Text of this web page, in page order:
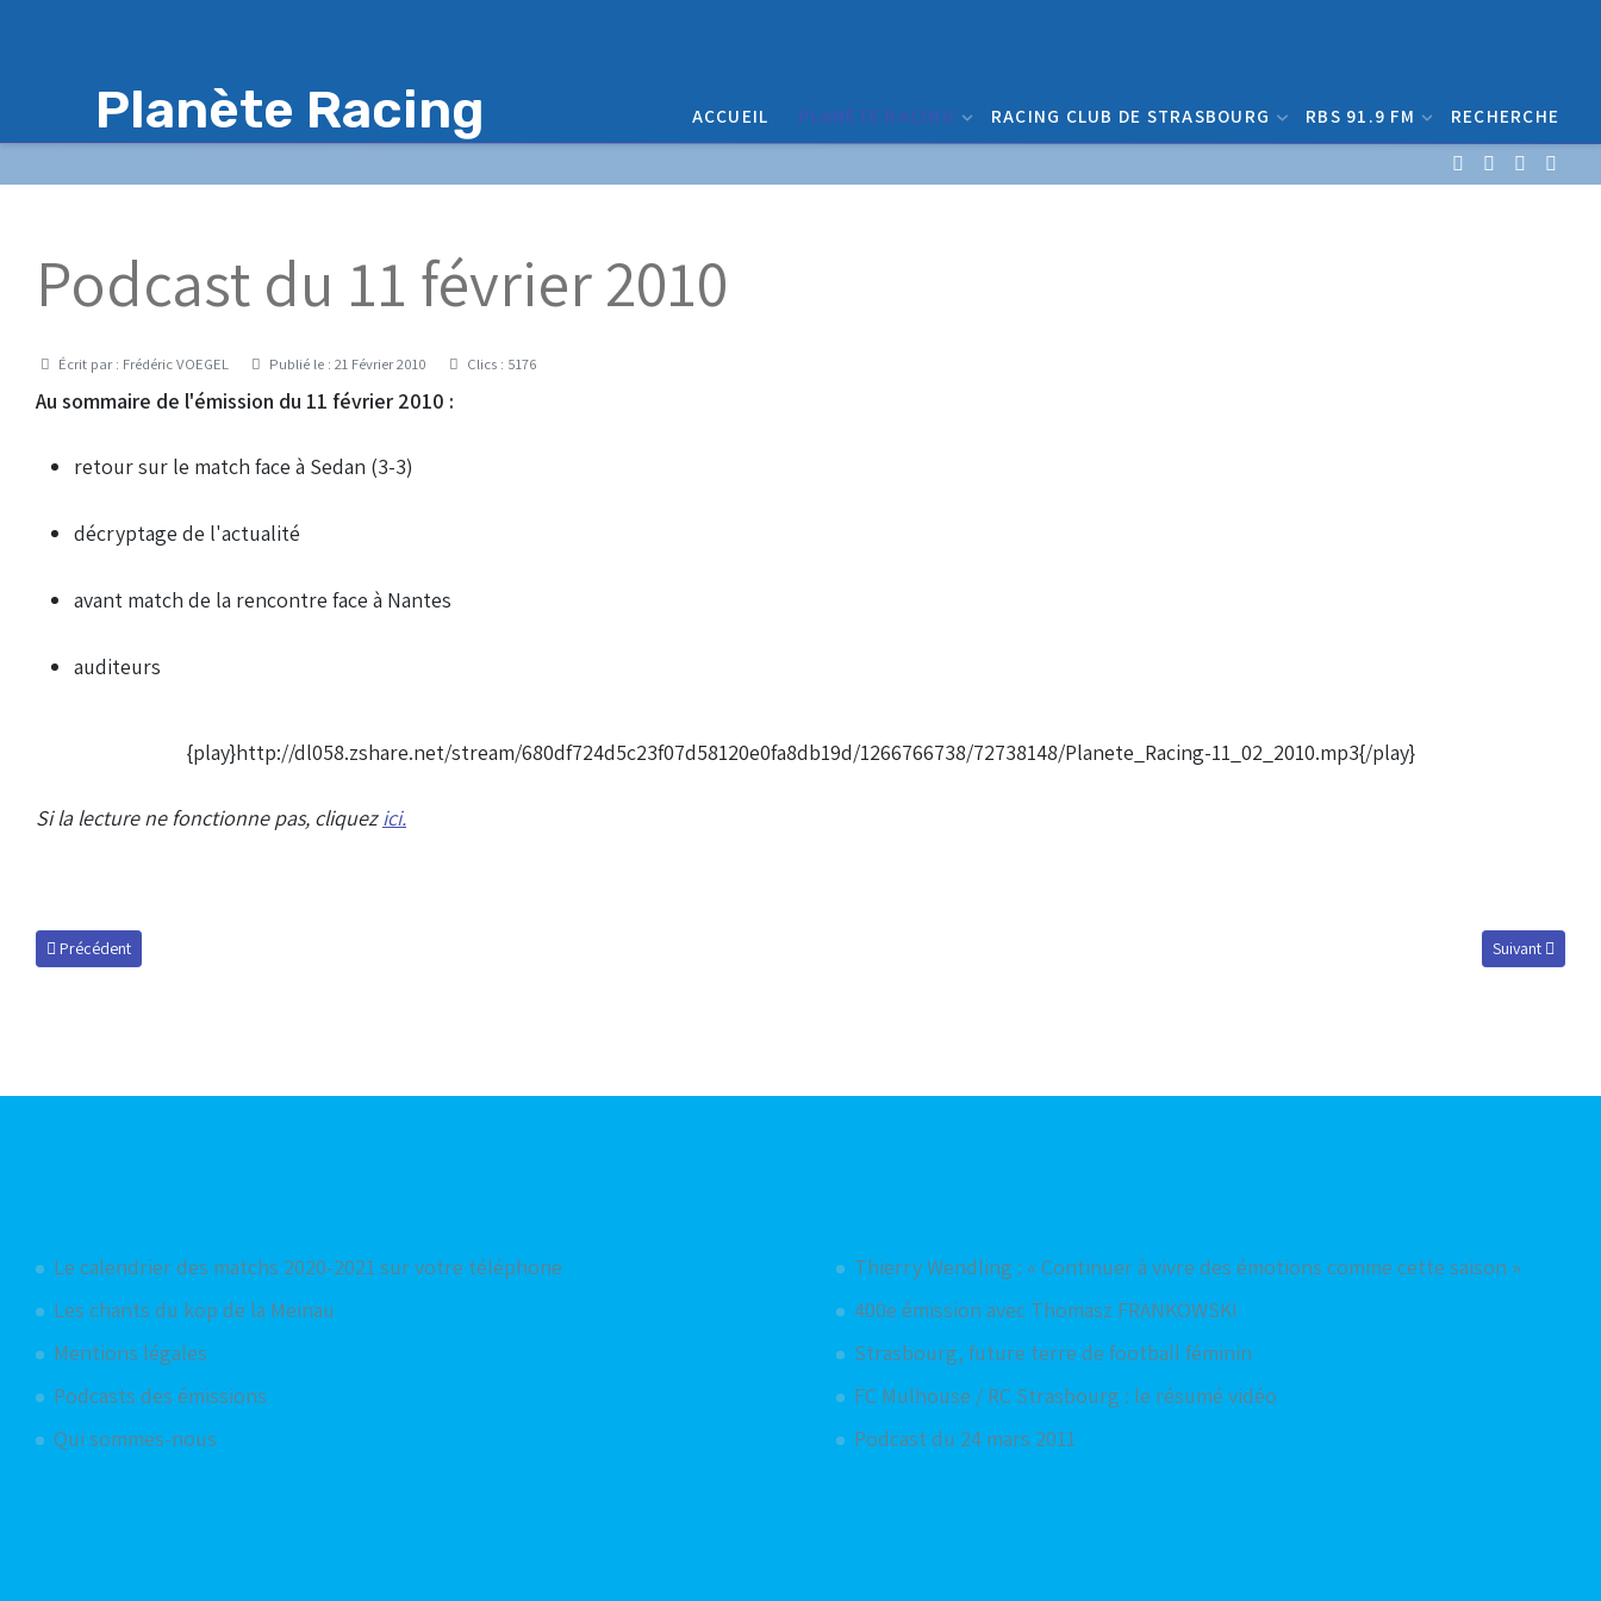
Planète Racing ACCUEIL PLANÈTE RACING RACING CLUB DE STRASBOURG RBS 91.9 FM RECHERCHE
Podcast du 11 février 2010
DétailsÉcrit par : Frédéric VOEGEL Publié le : 21 Février 2010 Clics : 5176
Au sommaire de l'émission du 11 février 2010 :
retour sur le match face à Sedan (3-3)
décryptage de l'actualité
avant match de la rencontre face à Nantes
auditeurs
{play}http://dl058.zshare.net/stream/680df724d5c23f07d58120e0fa8db19d/1266766738/72738148/Planete_Racing-11_02_2010.mp3{/play}
Si la lecture ne fonctionne pas, cliquez ici.
Article précédent : Podcast du 18 février 2010
Précédent Article suivant
Suivant
Le calendrier des matchs 2020-2021 sur votre téléphone
Les chants du kop de la Meinau
Mentions légales
Podcasts des émissions
Qui sommes-nous
Thierry Wendling : « Continuer à vivre des émotions comme cette saison »
400e émission avec Thomasz FRANKOWSKI
Strasbourg, future terre de football féminin
FC Mulhouse / RC Strasbourg : le résumé vidéo
Podcast du 24 mars 2011